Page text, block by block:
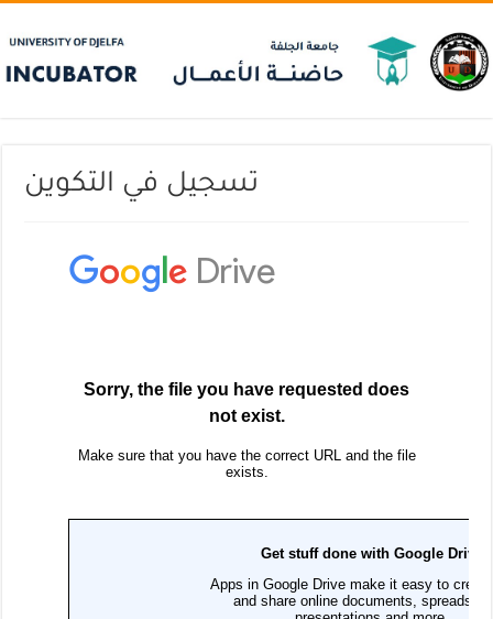
تسجيل في التكوين